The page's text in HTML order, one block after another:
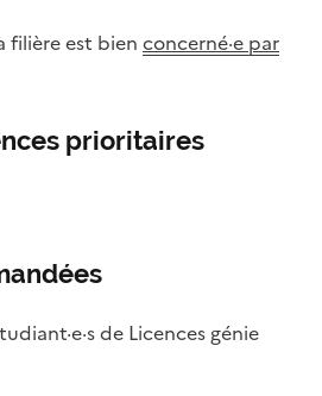
filière est bien concerné·e par
prioritaires
de Licences génie